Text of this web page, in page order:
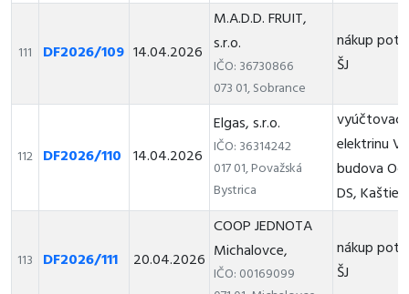
111 DF2026/109 14.04.2026
M.A.D.D. FRUIT,
s.r.o.
IČO: 36730866
073 01, Sobrance
nákup
ŠJ
112 DF2026/110 14.04.2026
Elgas, s.r.o.
IČO: 36314242
017 01, Považská
Bystrica
elektrinu
budova
DS,
113 DF2026/111 20.04.2026
COOP JEDNOTA
Michalovce,
IČO: 00169099
nákup
ŠJ